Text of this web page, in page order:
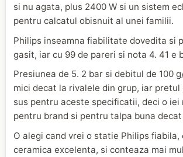
si nu agata, plus 2400 W si un sistem
pentru calcatul obisnuit al unei familii.
Philips inseamna fiabilitate dovedita si
gasit, iar cu 99 de pareri si nota 4. 41 e
Presiunea de 5. 2 bar si debitul de 100
mici decat la rivalele din grup, iar pretul
sus pentru aceste specificatii, deci o iei
pentru brand si pentru talpa buna
O alegi cand vrei o statie Philips fiabila,
ceramica excelenta, si conteaza mai